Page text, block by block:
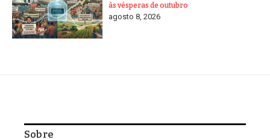
às vésperas de outubro
agosto 8, 2026
Sobre